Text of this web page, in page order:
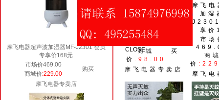
摩飞电器超声波加湿器MF-J2301 会员
专享价168元
市场价469.00
购买
商城价:229.00
摩飞电器专卖店
摩飞电器灭蚊灯
MF-6060 会员
市场价
买
商城
价 :98.00
摩飞电器专卖店
摩飞电
加湿
享
市场
商
价
摩飞电
CLOSE